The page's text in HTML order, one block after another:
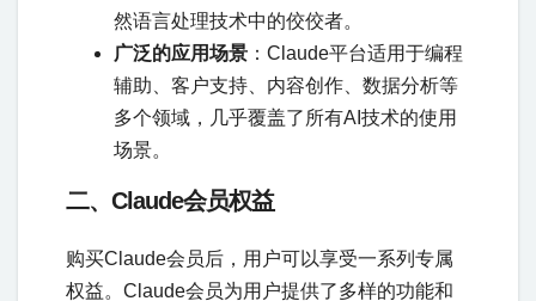
然语言处理技术中的佼佼者。
广泛的应用场景 ：Claude平台适用于编程
辅助、客户支持、内容创作、数据分析等
多个领域，几乎覆盖了所有AI技术的使用
场景。
二、Claude会员权益
购买Claude会员后，用户可以享受一系列专属
权益。Claude会员为用户提供了多样的功能和